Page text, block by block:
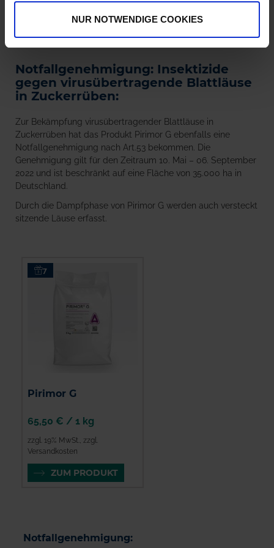
NUR NOTWENDIGE COOKIES
Kosten:
Notfallgenehmigung: Insektizide
gegen virusübertragende Blattläuse
in Zuckerrüben:
Zur Bekämpfung virusübertragender Blattläuse in
Zuckerrüben hat das Produkt Pirimor G ebenfalls eine
Notfallgenehmigung nach Art.53 bekommen. Die
Genehmigung gilt für den Zeitraum 10. Mai – 06. September
2022 und ist beschränkt auf eine Fläche von 35.000 ha in
Deutschland.
Durch die Dampfphase von Pirimor G werden auch versteckt
sitzende Läuse erfasst.
7
Pirimor G
zzgl. 19% MwSt., zzgl.
Versandkosten
65,50 € / 1 kg
ZUM PRODUKT
Notfallgenehmigung: